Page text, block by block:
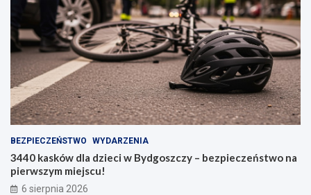
BEZPIECZEŃSTWO WYDARZENIA
3440 kasków dla dzieci w Bydgoszczy – bezpieczeństwo na
pierwszym miejscu!
6 sierpnia 2026